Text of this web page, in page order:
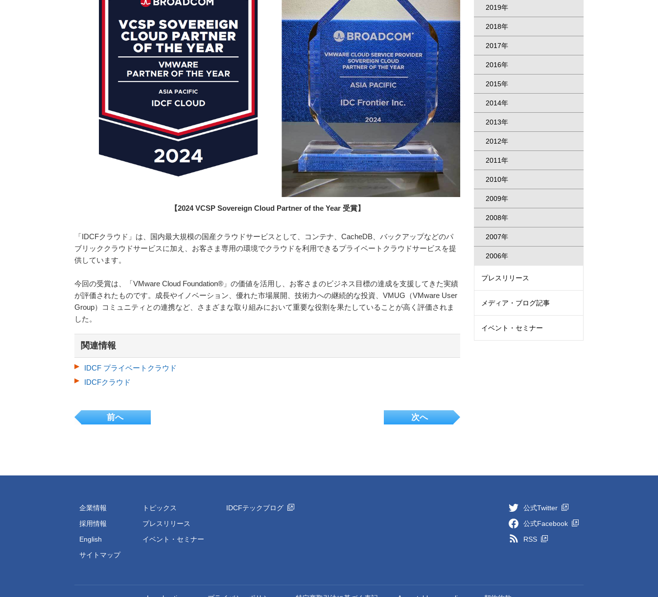
【2024 VCSP Sovereign Cloud Partner of the Year 受賞】
「IDCFクラウド」は、国内最大規模の国産クラウドサービスとして、コンテナ、CacheDB、バックアップなどのパ
ブリッククラウドサービスに加え、お客さま専用の環境でクラウドを利用できるプライベートクラウドサービスを提
供しています。
今回の受賞は、「VMware Cloud Foundation®」の価値を活用し、お客さまのビジネス目標の達成を支援してきた実績
が評価されたものです。成長やイノベーション、優れた市場展開、技術力への継続的な投資、VMUG（VMware User
Group）コミュニティとの連携など、さまざまな取り組みにおいて重要な役割を果たしていることが高く評価されま
した。
関連情報
IDCF プライベートクラウド
IDCFクラウド
前へ 次へ
2019年
2018年
2017年
2016年
2015年
2014年
2013年
2012年
2011年
2010年
2009年
2008年
2007年
2006年
プレスリリース
メディア・ブログ記事
イベント・セミナー
企業情報
採用情報
English
サイトマップ
トピックス
プレスリリース
イベント・セミナー
IDCFテックブログ
公式Twitter
公式Facebook
RSS